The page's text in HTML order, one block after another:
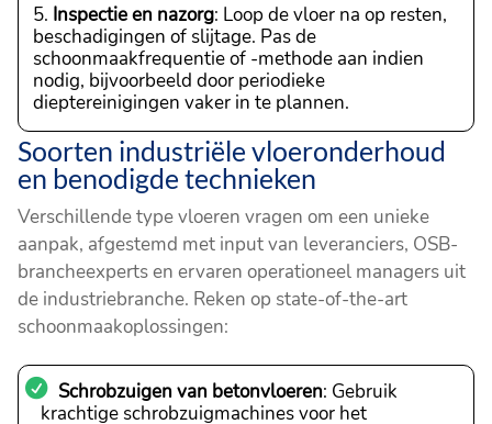
Inspectie en nazorg: Loop de vloer na op resten,
beschadigingen of slijtage. Pas de
schoonmaakfrequentie of -methode aan indien
nodig, bijvoorbeeld door periodieke
dieptereinigingen vaker in te plannen.
Soorten industriële vloeronderhoud
en benodigde technieken
Verschillende type vloeren vragen om een unieke
aanpak, afgestemd met input van leveranciers, OSB-
brancheexperts en ervaren operationeel managers uit
de industriebranche. Reken op state-of-the-art
schoonmaakoplossingen:
Schrobzuigen van betonvloeren: Gebruik
krachtige schrobzuigmachines voor het